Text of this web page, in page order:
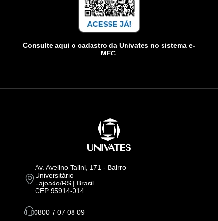
Consulte aqui o cadastro da Univates no sistema e-
MEC.
Av. Avelino Talini, 171 - Bairro
Universitário
Lajeado/RS | Brasil
CEP 95914-014
0800 7 07 08 09